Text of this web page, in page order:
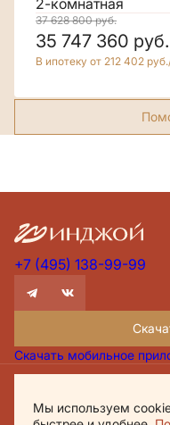
2-комнатная
37 628 800руб.
35 747 360 руб.
В ипотеку от 212 402
+7 (495) 138-99-99
Скачать мобильное
Политика обработки
Мы используем